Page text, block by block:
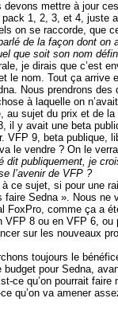
devons mettre à jour
pack 1, 2, 3, et 4, juste
on se raccorde, que
de la façon dont on
que soit son nom
je dirais que c’est
le nom. Tout ça arrive
Nous prendrons
à laquelle on
au sujet du prix et de
il y avait une beta
VFP 9, beta publique,
le vendre ? On le
dit publiquement, je
l’avenir de VFP ?
à ce sujet, si pour une
faire Sedna ». Nous
FoxPro, comme ça a
VFP 8 ou en VFP 6,
sur les nouveaux
toujours le
budget pour Sedna,
ce qu’on pourrait
qu’on va amener